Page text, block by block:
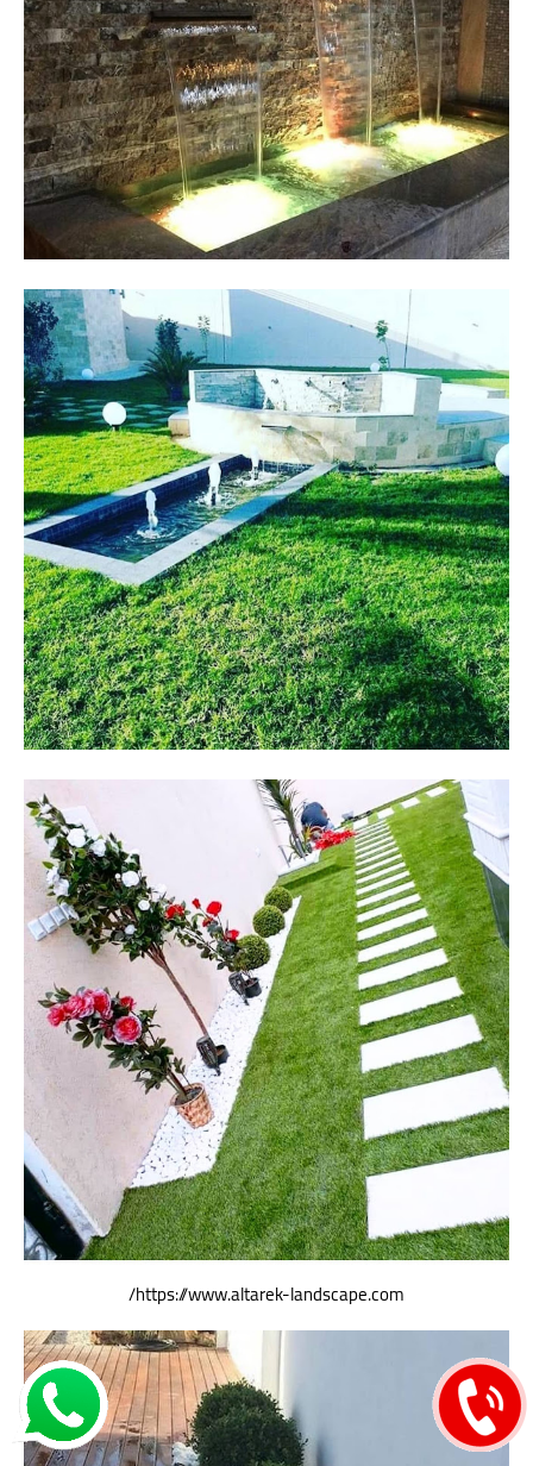
https://www.altarek-landscape.com/